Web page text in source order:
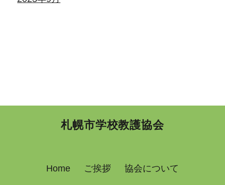
札幌市学校教護協会
Home ご挨拶 協会について